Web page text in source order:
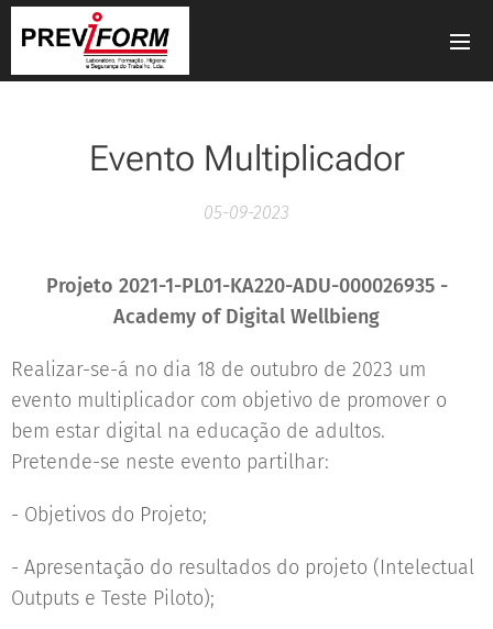
Evento Multiplicador
05-09-2023
Projeto 2021-1-PL01-KA220-ADU-000026935 -
Academy of Digital Wellbieng
Realizar-se-á no dia 18 de outubro de 2023 um
evento multiplicador com objetivo de promover o
bem estar digital na educação de adultos.
Pretende-se neste evento partilhar:
- Objetivos do Projeto;
- Apresentação do resultados do projeto (Intelectual
Outputs e Teste Piloto);